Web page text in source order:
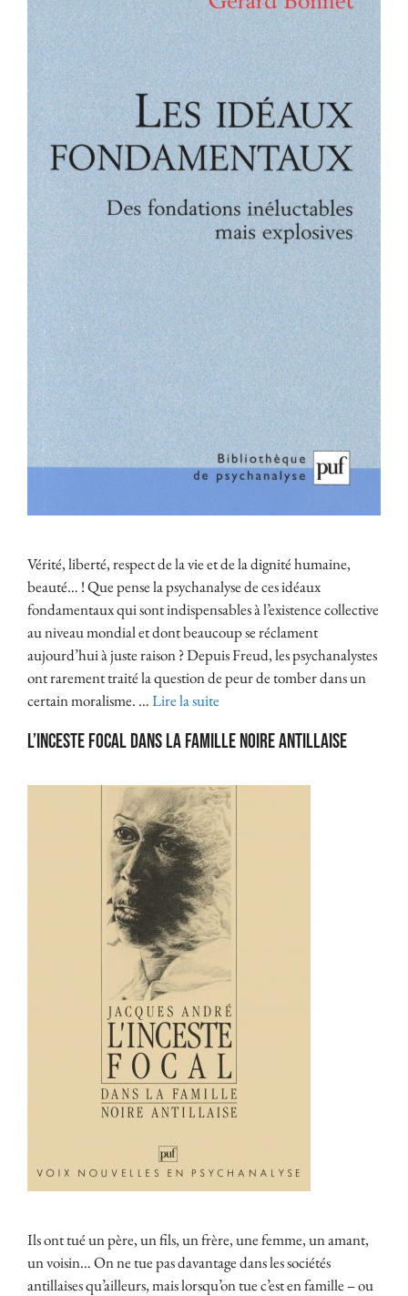
Vérité, liberté, respect de la vie et de la dignité humaine,
beauté… ! Que pense la psychanalyse de ces idéaux
fondamentaux qui sont indispensables à l’existence collective
au niveau mondial et dont beaucoup se réclament
aujourd’hui à juste raison ? Depuis Freud, les psychanalystes
ont rarement traité la question de peur de tomber dans un
certain moralisme. …Lire la suite
L’inceste focal dans la famille noire antillaise
Ils ont tué un père, un fils, un frère, une femme, un amant,
un voisin… On ne tue pas davantage dans les sociétés
antillaises qu’ailleurs, mais lorsqu’on tue c’est en famille – ou